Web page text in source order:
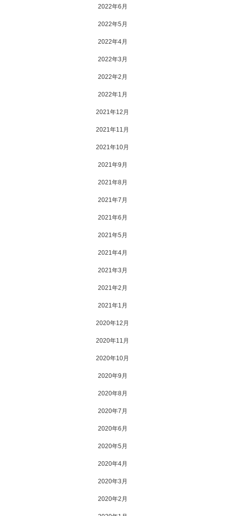
2022年6月
2022年5月
2022年4月
2022年3月
2022年2月
2022年1月
2021年12月
2021年11月
2021年10月
2021年9月
2021年8月
2021年7月
2021年6月
2021年5月
2021年4月
2021年3月
2021年2月
2021年1月
2020年12月
2020年11月
2020年10月
2020年9月
2020年8月
2020年7月
2020年6月
2020年5月
2020年4月
2020年3月
2020年2月